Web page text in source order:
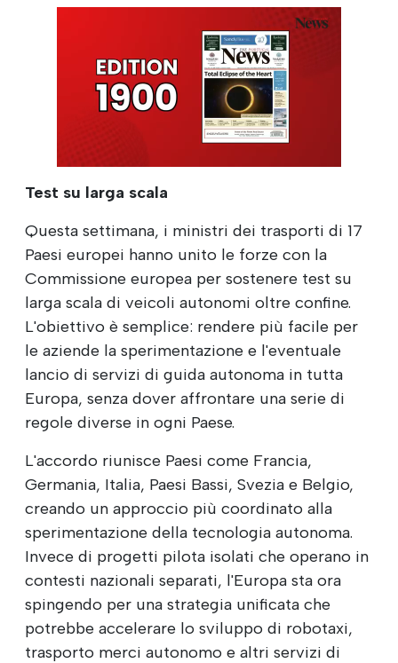
Test su larga scala
Questa settimana, i ministri dei trasporti di 17
Paesi europei hanno unito le forze con la
Commissione europea per sostenere test su
larga scala di veicoli autonomi oltre confine.
L'obiettivo è semplice: rendere più facile per
le aziende la sperimentazione e l'eventuale
lancio di servizi di guida autonoma in tutta
Europa, senza dover affrontare una serie di
regole diverse in ogni Paese.
L'accordo riunisce Paesi come Francia,
Germania, Italia, Paesi Bassi, Svezia e Belgio,
creando un approccio più coordinato alla
sperimentazione della tecnologia autonoma.
Invece di progetti pilota isolati che operano in
contesti nazionali separati, l'Europa sta ora
spingendo per una strategia unificata che
potrebbe accelerare lo sviluppo di robotaxi,
trasporto merci autonomo e altri servizi di